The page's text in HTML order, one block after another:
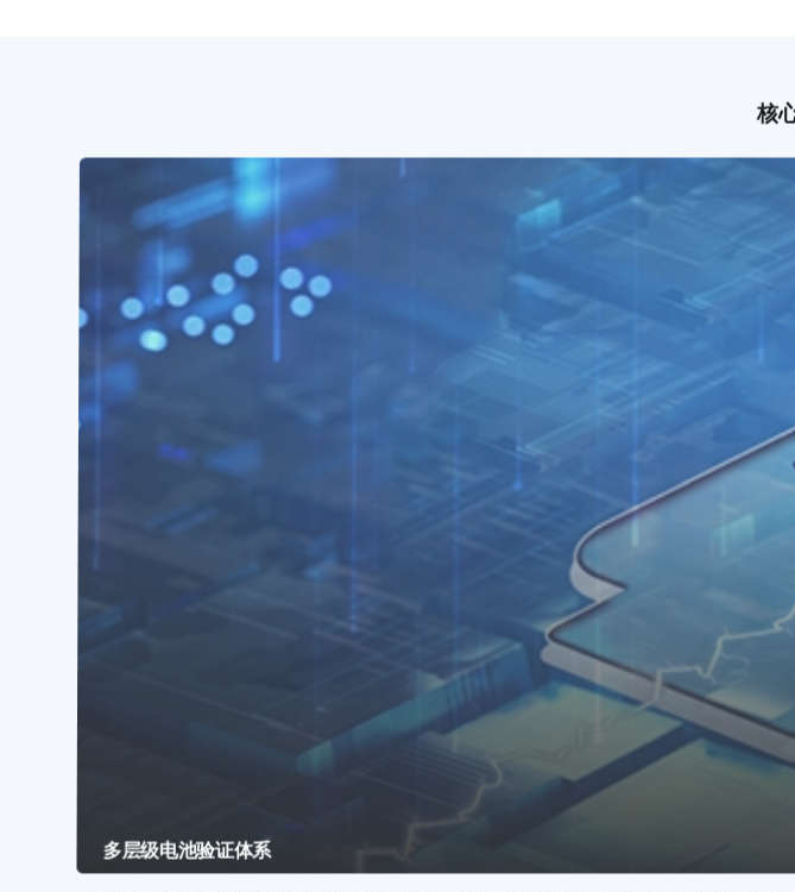
核
多层级电池验证体系